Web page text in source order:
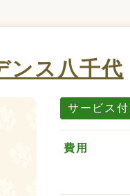
ンス八千代
サービス
費用